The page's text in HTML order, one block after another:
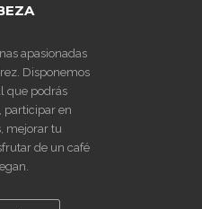
apasionadas
Disponemos
que podrás
participar en
mejorar tu
de un café